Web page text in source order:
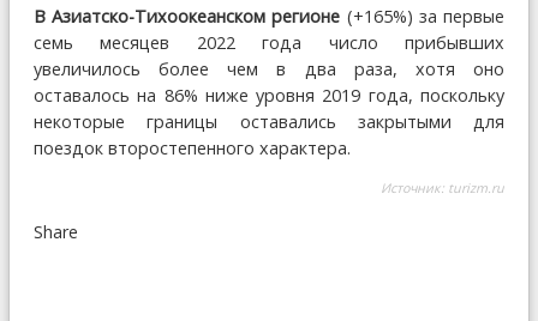
В Азиатско-Тихоокеанском регионе (+165%) за первые
семь месяцев 2022 года число прибывших
увеличилось более чем в два раза, хотя оно
оставалось на 86% ниже уровня 2019 года, поскольку
некоторые границы оставались закрытыми для
поездок второстепенного характера.
Источник: turizm.ru
Share